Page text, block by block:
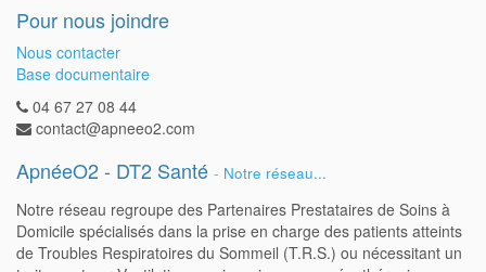
Pour nous joindre
Nous contacter
Base documentaire
04 67 27 08 44
contact@apneeo2.com
ApnéeO2 - DT2 Santé - Notre réseau...
Notre réseau regroupe des Partenaires Prestataires de Soins à
Domicile spécialisés dans la prise en charge des patients atteints
de Troubles Respiratoires du Sommeil (T.R.S.) ou nécessitant un